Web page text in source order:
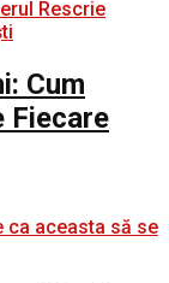
Cum
Fiecare